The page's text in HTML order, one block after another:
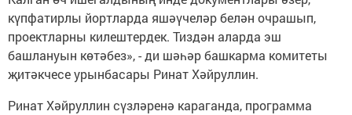
күпфатирлы йортларда яшәүчеләр белән очрашып,
проектларны килештердек. Тиздән аларда эш
башлануын көтәбез», - ди шәһәр башкарма комитеты
җитәкчесе урынбасары Ринат Хәйруллин.
Ринат Хәйруллин сүзләренә караганда, программа